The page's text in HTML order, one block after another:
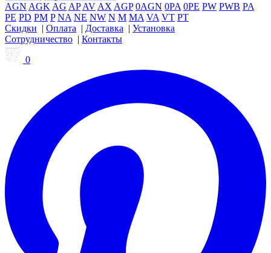
AGN AGKAG APAVAXAGP 0AGN 0PA 0PE PW PWB PA
PE PD PM P NA NE NW N M MA VA VT PT
Скидки
Оплата Доставка
Установка
Сотрудничество
Контакты
0